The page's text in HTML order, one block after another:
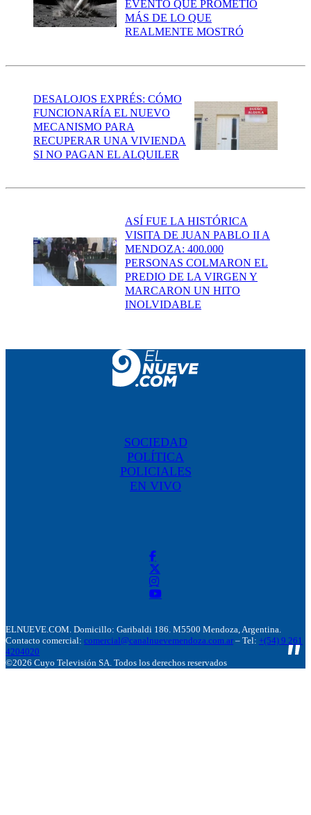
EVENTO QUE PROMETIÓ
MÁS DE LO QUE
REALMENTE MOSTRÓ
DESALOJOS EXPRÉS: CÓMO
FUNCIONARÍA EL NUEVO
MECANISMO PARA
RECUPERAR UNA VIVIENDA
SI NO PAGAN EL ALQUILER
ASÍ FUE LA HISTÓRICA
VISITA DE JUAN PABLO II A
MENDOZA: 400.000
PERSONAS COLMARON EL
PREDIO DE LA VIRGEN Y
MARCARON UN HITO
INOLVIDABLE
SOCIEDAD
POLÍTICA
POLICIALES
EN VIVO
ELNUEVE.COM. Domicillo: Garibaldi 186. M5500 Mendoza, Argentina.
Contacto comercial: comercial@canalnuevemendoza.com.ar – Tel: +(54) 9 261
4204020
©2026 Cuyo Televisión SA. Todos los derechos reservados